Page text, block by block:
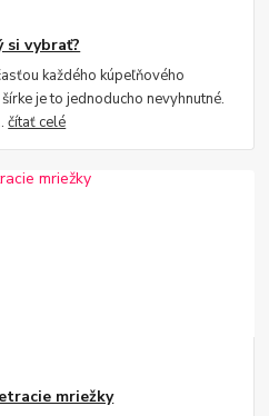
vybrať?
každého kúpeľňového
je to jednoducho nevyhnutné.
čítať celé
mriežky